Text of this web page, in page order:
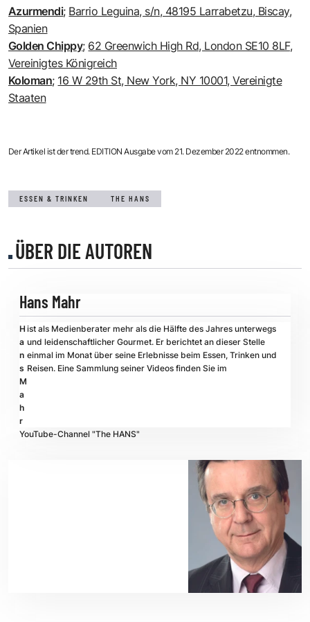
Azurmendi; Barrio Leguina, s/n, 48195 Larrabetzu, Biscay,
Spanien
Golden Chippy; 62 Greenwich High Rd, London SE10 8LF,
Vereinigtes Königreich
Koloman; 16 W 29th St, New York, NY 10001, Vereinigte
Staaten
Der Artikel ist der trend. EDITION Ausgabe vom 21. Dezember 2022 entnommen.
ESSEN & TRINKEN THE HANS
ÜBER DIE AUTOREN
Hans Mahr
H
a
n
s
M
a
h
r
ist als Medienberater mehr als die Hälfte des Jahres unterwegs
und leidenschaftlicher Gourmet. Er berichtet an dieser Stelle
einmal im Monat über seine Erlebnisse beim Essen, Trinken und
Reisen. Eine Sammlung seiner Videos finden Sie im
YouTube-Channel "The HANS"